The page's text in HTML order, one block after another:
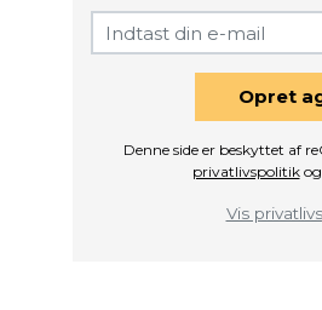
Opret
Denne side er beskyttet af
privatlivspolitikog
Vis